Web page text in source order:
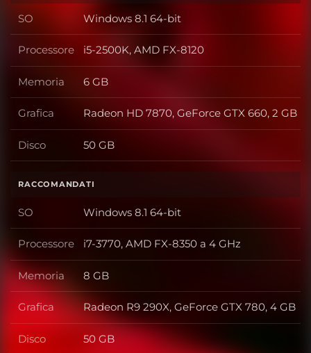
SO SO
Windows 8.1 64-bit
Processore Processore
i5-2500K, AMD FX-8120
Memoria Memoria
6 GB
Grafica Grafica
Radeon HD 7870, GeForce GTX 660, 2 GB
Disco Disco
50 GB
RACCOMANDATI
SO SO
Windows 8.1 64-bit
Processore Processore
i7-3770, AMD FX-8350 a 4 GHz
Memoria Memoria
8 GB
Grafica Grafica
Radeon R9 290X, GeForce GTX 780, 4 GB
Disco Disco
50 GB